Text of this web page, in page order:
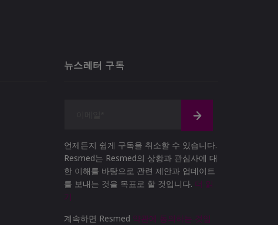
뉴스레터 구독
언제든지 쉽게 구독을 취소할 수 있습니다.
Resmed는 Resmed의 상황과 관심사에 대
한 이해를 바탕으로 관련 제안과 업데이트
를 보내는 것을 목표로 할 것입니다. 더 읽
기
계속하면 Resmed 약관에 동의하는 것입